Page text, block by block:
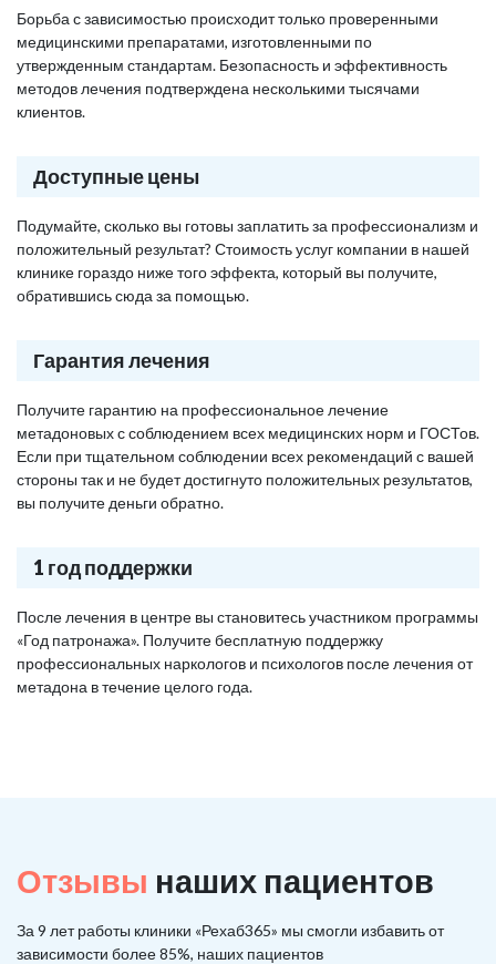
Борьба с зависимостью происходит только проверенными
медицинскими препаратами, изготовленными по
утвержденным стандартам. Безопасность и эффективность
методов лечения подтверждена несколькими тысячами
клиентов.
Доступные цены
Подумайте, сколько вы готовы заплатить за профессионализм и
положительный результат? Стоимость услуг компании в нашей
клинике гораздо ниже того эффекта, который вы получите,
обратившись сюда за помощью.
Гарантия лечения
Получите гарантию на профессиональное лечение
метадоновых с соблюдением всех медицинских норм и ГОСТов.
Если при тщательном соблюдении всех рекомендаций с вашей
стороны так и не будет достигнуто положительных результатов,
вы получите деньги обратно.
1 год поддержки
После лечения в центре вы становитесь участником программы
«Год патронажа». Получите бесплатную поддержку
профессиональных наркологов и психологов после лечения от
метадона в течение целого года.
Отзывы наших пациентов
За 9 лет работы клиники «Рехаб365» мы смогли избавить от
зависимости более 85%, наших пациентов